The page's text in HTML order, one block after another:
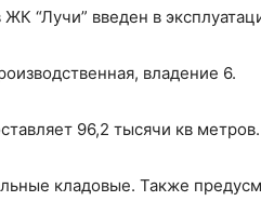
“Лучи” введен в
владение 6.
96,2 тысячи кв метров.
кладовые. Также